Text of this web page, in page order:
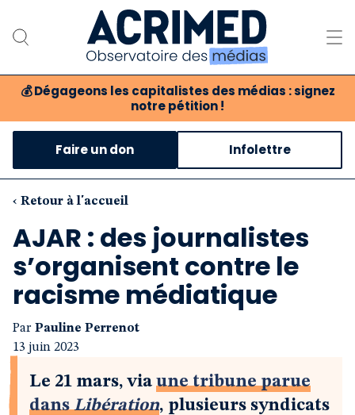
💰 Dégageons les capitalistes des médias : signez
notre pétition !
Notre association
Notre critique des médias
Nos propositions
Notre revue
Boutique
Faire un don Infolettre
‹ Retour à l'accueil
AJAR : des journalistes
s’organisent contre le
racisme médiatique
Par Pauline Perrenot
13 juin 2023
Le 21 mars, via une tribune parue
dansLibération, plusieurs syndicats